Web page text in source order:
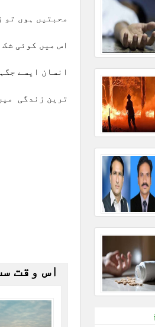
محبتیں ہوں تو
اس میں کوئی
انسان ایسے
ترین زندگی
اس وقت